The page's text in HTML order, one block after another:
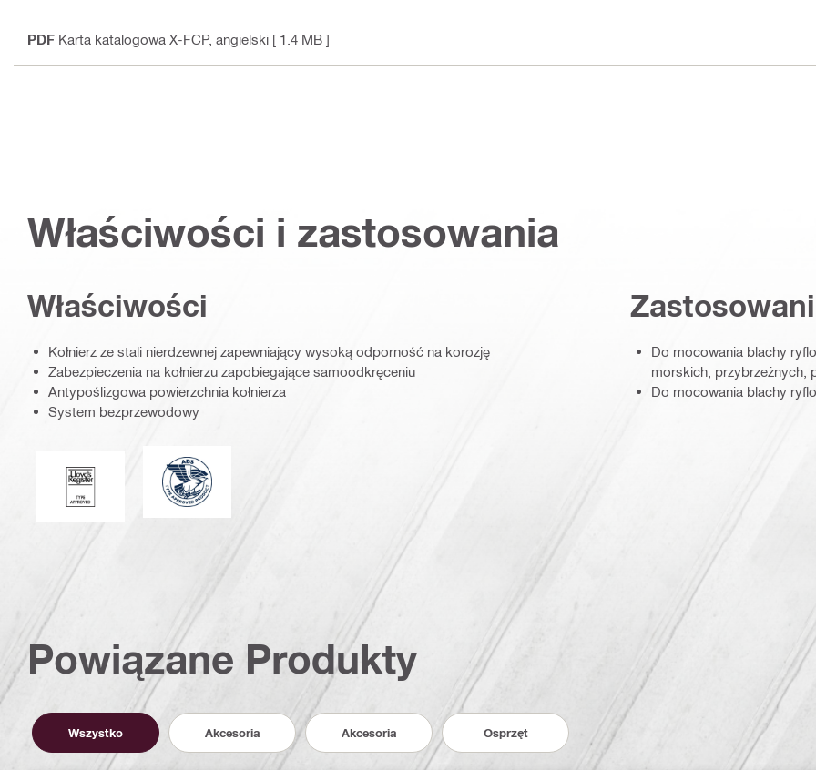
PDF Karta katalogowa X-FCP , angielski [ 1.4 MB ]
Właściwości i zastosowania
Właściwości
Kołnierz ze stali nierdzewnej zapewniający wysoką odporność na korozję
Zabezpieczenia na kołnierzu zapobiegające samoodkręceniu
Antypoślizgowa powierzchnia kołnierza
System bezprzewodowy
Lloyd's Register Towarzystwo American Bureau of Shipping
Do mocowania blachy
morskich, przybrzeżnych,
Do mocowania blachy
Powiązane Produkty
Wszystko Akcesoria Akcesoria Osprzęt